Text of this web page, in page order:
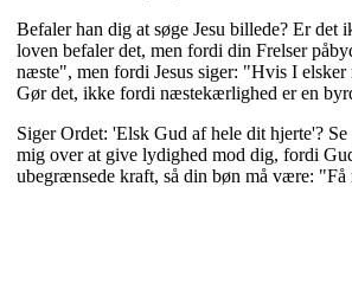
Befaler han dig at søge Jesu billede? Er
loven befaler det, men fordi din Frelser
næste", men fordi Jesus siger: "Hvis I elsker
Gør det, ikke fordi næstekærlighed er en
Siger Ordet: 'Elsk Gud af hele dit hjerte'?
mig over at give lydighed mod dig, fordi
ubegrænsede kraft, så din bøn må være: